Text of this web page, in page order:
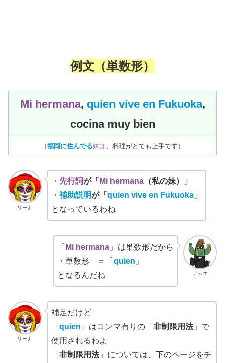
例文 （単数形）
Mi hermana, quien vive en Fukuoka,
cocina muy bien
（福岡に住んでる妹は、料理がとても上手です）
リーナ
・ 先行詞が「 Mi hermana（私の妹）」
・ 補助説明が「 quien vive en Fukuoka」
となっているわね
アムエ
「 Mi hermana 」は単数形だから
・単数形 ＝「quien 」
となるんだね
リーナ
補足だけど
「 quien 」はコンマ有りの「 非制限用法」で
使用されるわよ
「 非制限用法」については、下のページをチ